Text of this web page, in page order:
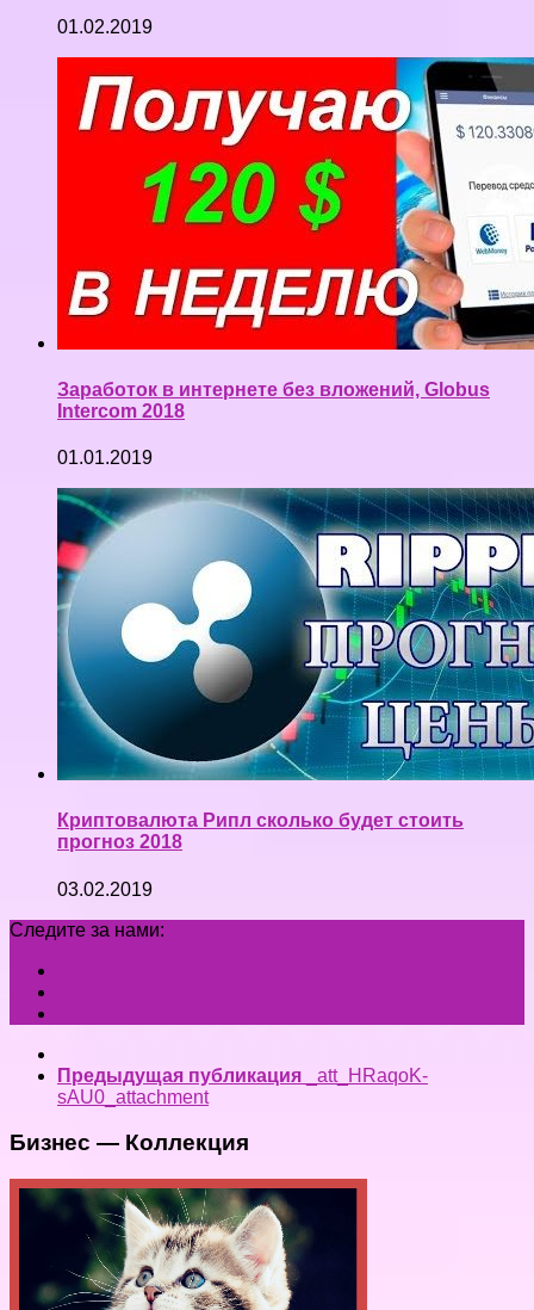
01.02.2019
Заработок в интернете без вложений, Globus
Intercom 2018
01.01.2019
Криптовалюта Рипл сколько будет стоить
прогноз 2018
03.02.2019
Следите за нами:
Предыдущая публикация
_att_HRaqoK-
sAU0_attachment
Бизнес — Коллекция